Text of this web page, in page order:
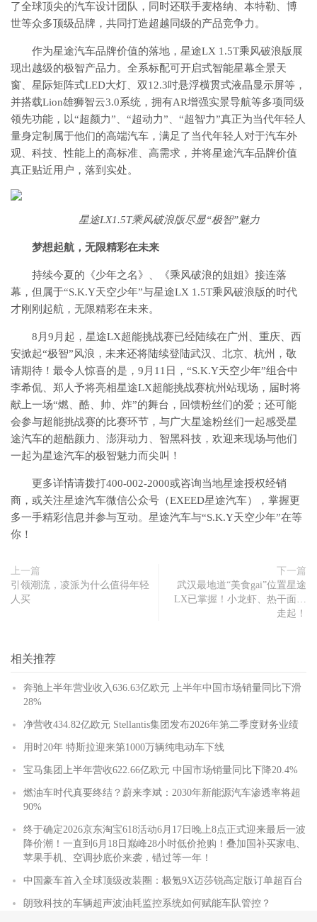
了全球顶尖的汽车设计团队，同时还联手麦格纳、本特勒、博
世等众多顶级品牌，共同打造超越同级的产品竞争力。
作为星途汽车品牌价值的落地，星途LX 1.5T乘风破浪版展
现出越级的极智产品力。全系标配可开启式智能星幕全景天
窗、星际矩阵式LED大灯、双12.3吋悬浮横贯式液晶显示屏等，
并搭载Lion雄狮智云3.0系统，拥有AR增强实景导航等多项同级
领先功能，以“超颜力”、“超动力”、“超智力”真正为当代年轻人
量身定制属于他们的高端汽车，满足了当代年轻人对于汽车外
观、科技、性能上的高标准、高需求，并将星途汽车品牌价值
真正贴近用户，落到实处。
星途LX1.5T乘风破浪版尽显“极智”魅力
梦想起航，无限精彩在未来
持续今夏的《少年之名》、《乘风破浪的姐姐》接连落
幕，但属于“S.K.Y天空少年”与星途LX 1.5T乘风破浪版的时代
才刚刚起航，无限精彩在未来。
8月9月起，星途LX超能挑战赛已经陆续在广州、重庆、西
安掀起“极智”风浪，未来还将陆续登陆武汉、北京、杭州，敬
请期待！最令人惊喜的是，9月11日，“S.K.Y天空少年”组合中
李希侃、郑人予将亮相星途LX超能挑战赛杭州站现场，届时将
献上一场“燃、酷、帅、炸”的舞台，回馈粉丝们的爱；还可能
会参与超能挑战赛的比赛环节，与广大星途粉丝们一起感受星
途汽车的超酷颜力、澎湃动力、智黑科技，欢迎来现场与他们
一起为星途汽车的极智魅力而尖叫！
更多详情请拨打400-002-2000或咨询当地星途授权经销
商，或关注星途汽车微信公众号（EXEED星途汽车），掌握更
多一手精彩信息并参与互动。星途汽车与“S.K.Y天空少年”在等
你！
上一篇
引领潮流，凌派为什么值得年轻
人买
下一篇
武汉最地道“美食gai”位置星途
LX已掌握！小龙虾、热干面…
走起！
相关推荐
奔驰上半年营业收入636.63亿欧元 上半年中国市场销量同比下滑
28%
净营收434.82亿欧元 Stellantis集团发布2026年第二季度财务业绩
用时20年 特斯拉迎来第1000万辆纯电动车下线
宝马集团上半年营收622.66亿欧元 中国市场销量同比下降20.4%
燃油车时代真要终结？蔚来李斌：2030年新能源汽车渗透率将超
90%
终于确定2026京东淘宝618活动6月17日晚上8点正式迎来最后一波
降价潮！一直到6月18日巅峰28小时低价抢购！叠加国补买家电、
苹果手机、空调抄底价来袭，错过等一年！
中国豪车首入全球顶级改装圈：极氪9X迈莎锐高定版订单超百台
朗致科技的车辆超声波油耗监控系统如何赋能车队管控？